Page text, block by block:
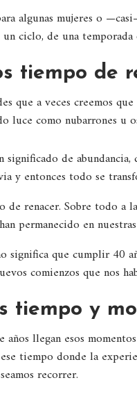
algunas mujeres o
ciclo, de una
tiempo de
que a veces creemos
luce como nubarrones u
significado de
y entonces todo se
de renacer. Sobre todo a
permanecido en
significa que cumplir 40
comienzos que nos
tiempo y
años llegan esos
tiempo donde la
recorrer.